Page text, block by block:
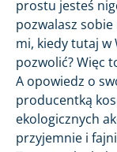
prostu jesteś
pozwalasz sobie
mi, kiedy tutaj w
pozwolić? Więc
A opowiedz o
producentką
ekologicznych
przyjemnie i